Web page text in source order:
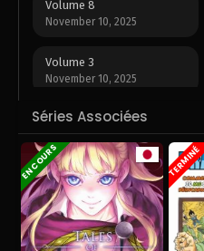
Volume 8
November 10, 2025
Volume 3
November 10, 2025
Séries Associées
EN COURS TERMINÉ